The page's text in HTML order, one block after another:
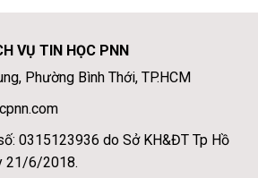
VỤ TIN HỌC PNN
Phường Bình Thới, TP.HCM
0315123936 do Sở KH&ĐT Tp Hồ
21/6/2018.